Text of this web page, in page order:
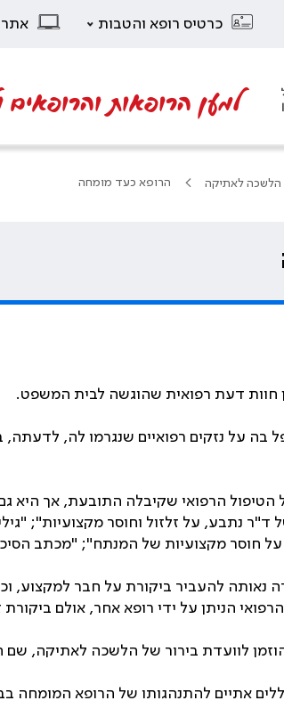
כרטיס רופא והטבות
למען הרופאות והרופאים
הלשכה לאתיקה הרופא כעד מומחה
חוות דעת רפואית שהוגשה לבית המשפט.
על נזקים רפואיים שנגרמו לה,
הטיפול הרפואי שקיבלה התובעת, אך היא
נתבע, על זלזול וחוסר מקצועיות";
על חוסר מקצועיות של המנתח"; "מכתב
נאותה להעביר ביקורת על חבר
הניתן על ידי רופא אחר, אולם ביקורת
לוועדת בירור של הלשכה לאתיקה,
אתיים להתנהגותו של הרופא המומחה